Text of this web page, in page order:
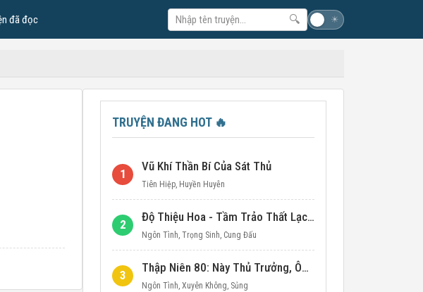
đã đọc 🔍 ☀
TRUYỆN ĐANG HOT 🔥
1
Vũ Khí Thần Bí Của Sát Thủ
Tiên Hiệp, Huyền Huyễn
2
Độ Thiệu Hoa - Tầm Trảo Thất Lạc Đích Ái Tình
Ngôn Tình, Trọng Sinh, Cung Đấu
3
Thập Niên 80: Này Thủ Trưởng, Ôm Một Cái Đi!
Ngôn Tình, Xuyên Không, Sủng